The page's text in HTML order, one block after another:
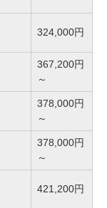
324,000円
367,200円
～
378,000円
～
378,000円
～
421,200円